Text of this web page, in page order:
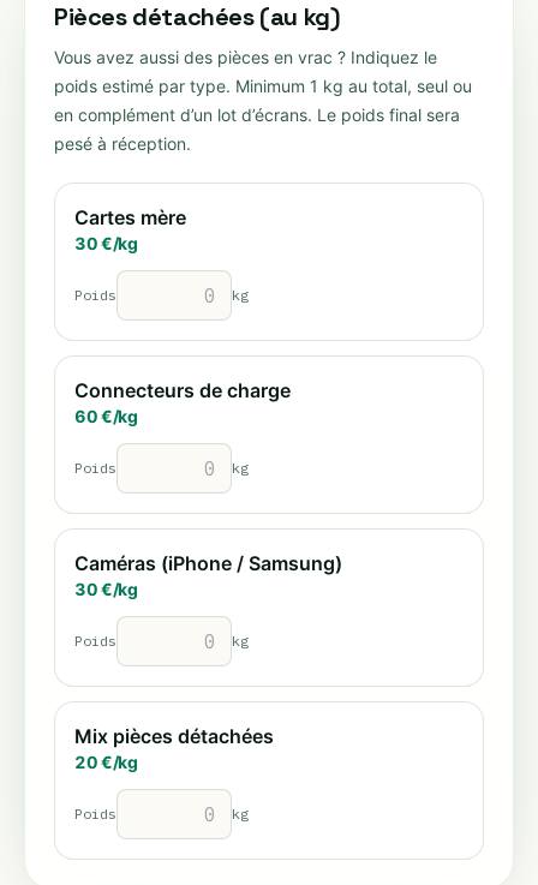
Pièces détachées (au kg)
Vous avez aussi des pièces en vrac ? Indiquez le
poids estimé par type. Minimum 1 kg au total, seul ou
en complément d’un lot d’écrans. Le poids final sera
pesé à réception.
Cartes mère
30€/kg
Poids kg
Connecteurs de charge
60€/kg
Poids kg
Caméras (iPhone / Samsung)
30€/kg
Poids kg
Mix pièces détachées
20€/kg
Poids kg